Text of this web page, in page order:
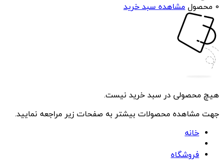
0 محصول
مشاهده سبد خرید
هیچ محصولی در سبد خرید نیست.
جهت مشاهده محصولات بیشتر به صفحات زیر مراجعه نمایید.
خانه
فروشگاه